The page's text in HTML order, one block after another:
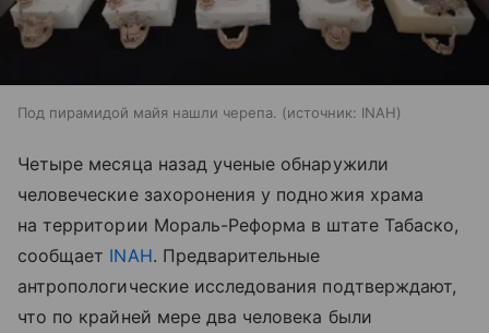
Под пирамидой майя нашли черепа. источник: INAH
Четыре месяца назад ученые обнаружили
человеческие захоронения у подножия храма
на территории Мораль-Реформа в штате Табаско,
сообщает INAH. Предварительные
антропологические исследования подтверждают,
что по крайней мере два человека были